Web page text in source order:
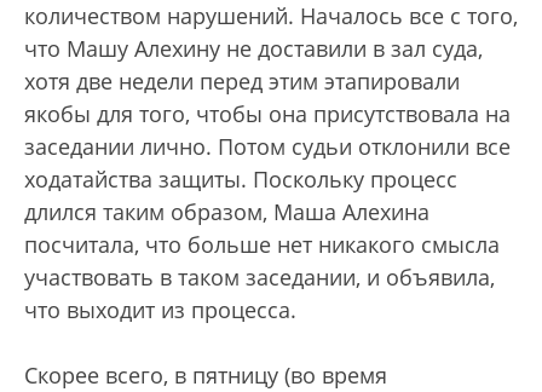
количеством нарушений. Началось все с того,
что Машу Алехину не доставили в зал суда,
хотя две недели перед этим этапировали
якобы для того, чтобы она присутствовала на
заседании лично. Потом судьи отклонили все
ходатайства защиты. Поскольку процесс
длился таким образом, Маша Алехина
посчитала, что больше нет никакого смысла
участвовать в таком заседании, и объявила,
что выходит из процесса.
Скорее всего, в пятницу (во время